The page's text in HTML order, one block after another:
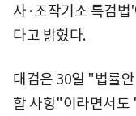
사·조작기소 특검법
다고 밝혔다.
대검은 30일 "법률
할 사항"이라면서도